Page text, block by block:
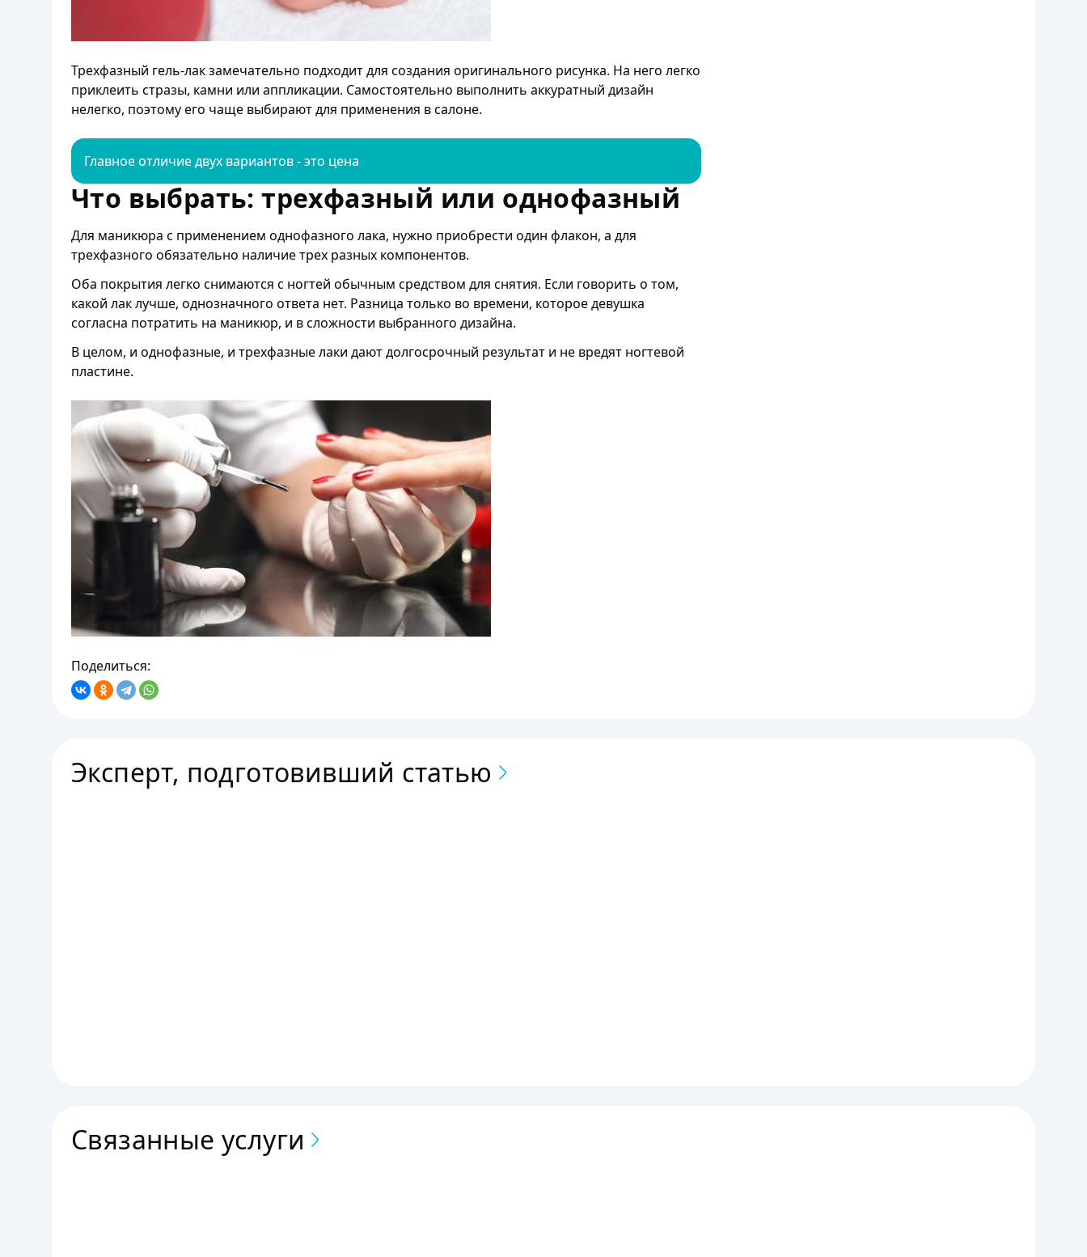
Трехфазный гель-лак замечательно подходит для создания оригинального рисунка. На него легко
приклеить стразы, камни или аппликации. Самостоятельно выполнить аккуратный дизайн
нелегко, поэтому его чаще выбирают для применения в салоне.
Главное отличие двух вариантов - это цена
Что выбрать: трехфазный или однофазный
Для маникюра с применением однофазного лака, нужно приобрести один флакон, а для
трехфазного обязательно наличие трех разных компонентов.
Оба покрытия легко снимаются с ногтей обычным средством для снятия. Если говорить о том,
какой лак лучше, однозначного ответа нет. Разница только во времени, которое девушка
согласна потратить на маникюр, и в сложности выбранного дизайна.
В целом, и однофазные, и трехфазные лаки дают долгосрочный результат и не вредят ногтевой
пластине.
Поделиться:
Эксперт, подготовивший статью
Связанные услуги